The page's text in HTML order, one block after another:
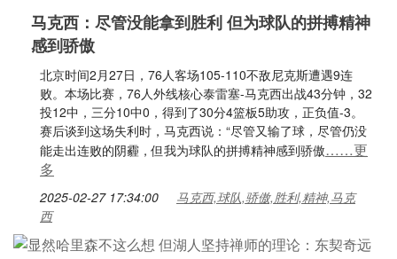
马克西：尽管没能拿到胜利 但为球队的拼搏精神
感到骄傲
北京时间2月27日，76人客场105-110不敌尼克斯遭遇9连
败。本场比赛，76人外线核心泰雷塞-马克西出战43分钟，32
投12中，三分10中0，得到了30分4篮板5助攻，正负值-3。
赛后谈到这场失利时，马克西说：“尽管又输了球，尽管仍没
能走出连败的阴霾，但我为球队的拼搏精神感到骄傲……更
多
2025-02-27 17:34:00
马克西,球队,骄傲,胜利,精神,马克
西